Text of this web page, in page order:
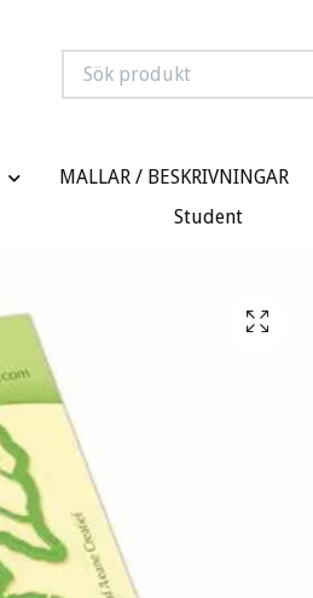
MALLAR / BESKRIVNINGAR
Student